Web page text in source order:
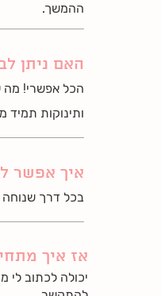
ההמשך.
האם ניתן
הכל אפשרי! מה
ותינוקות תמיד
איך אפשר
בכל דרך שנוחה
אז איך
יכולה לכתוב לי